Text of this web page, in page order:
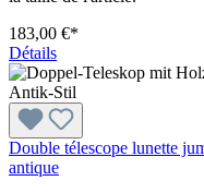
183,00 €*
Détails
Double télescope lunette
antique